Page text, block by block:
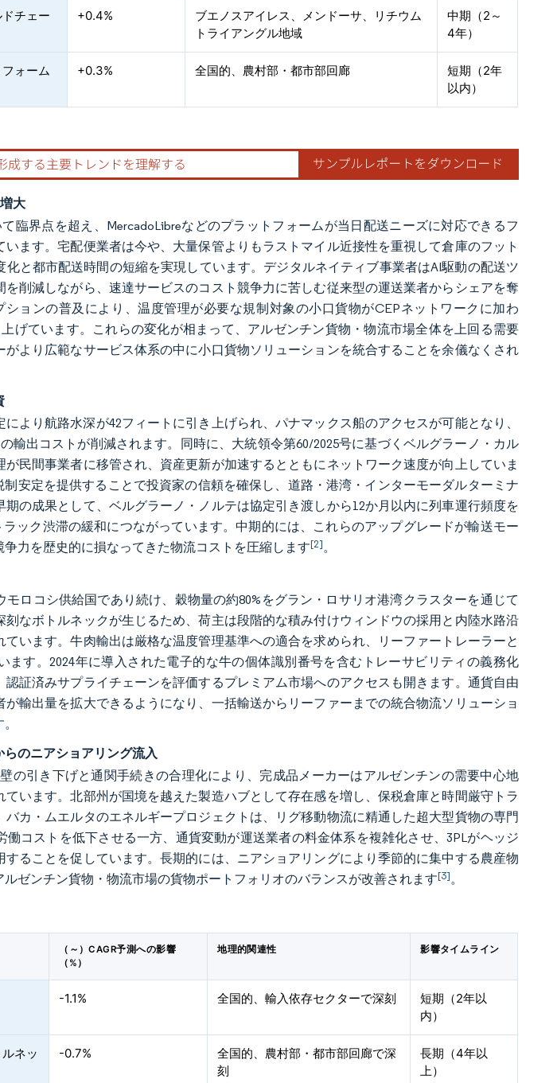
チェー
+0.4%
ブエノスアイレス、メンドーサ、リチウム
トライアングル地域
中期（2～
4年）
ォーム
+0.3% 全国的、農村部・都市部回廊
短期（2年
以内）
大
臨界点を超え、MercadoLibreなどのプラットフォームが当日配送ニーズに対応できるフ
ます。宅配便業者は今や、大量保管よりもラストマイル近接性を重視して倉庫のフット
と都市配送時間の短縮を実現しています。デジタルネイティブ事業者はAI駆動の配送ツ
削減しながら、速達サービスのコスト競争力に苦しむ従来型の運送業者からシェアを奪
ョンの普及により、温度管理が必要な規制対象の小口貨物がCEPネットワークに加わ
げています。これらの変化が相まって、アルゼンチン貨物・物流市場全体を上回る需要
より広範なサービス体系の中に小口貨物ソリューションを統合することを余儀なくされ
より航路水深が42フィートに引き上げられ、パナマックス船のアクセスが可能となり、
輸出コストが削減されます。同時に、大統領令第60/2025号に基づくベルグラーノ・カル
民間事業者に移管され、資産更新が加速するとともにネットワーク速度が向上していま
安定を提供することで投資家の信頼を確保し、道路・港湾・インターモーダルターミナ
の成果として、ベルグラーノ・ノルテは協定引き渡しから12か月以内に列車運行頻度を
ック渋滞の緩和につながっています。中期的には、これらのアップグレードが輸送モー
力を歴史的に損なってきた物流コストを圧縮します[2]。
ロコシ供給国であり続け、穀物量の約80%をグラン・ロサリオ港湾クラスターを通じて
なボトルネックが生じるため、荷主は段階的な積み付けウィンドウの採用と内陸水路沿
います。牛肉輸出は厳格な温度管理基準への適合を求められ、リーファートレーラーと
ます。2024年に導入された電子的な牛の個体識別番号を含むトレーサビリティの義務化
証済みサプライチェーンを評価するプレミアム市場へのアクセスも開きます。通貨自由
輸出量を拡大できるようになり、一括輸送からリーファーまでの統合物流ソリューショ
のニアショアリング流入
の引き下げと通関手続きの合理化により、完成品メーカーはアルゼンチンの需要中心地
います。北部州が国境を越えた製造ハブとして存在感を増し、保税倉庫と時間厳守トラ
カ・ムエルタのエネルギープロジェクトは、リグ移動物流に精通した超大型貨物の専門
コストを低下させる一方、通貨変動が運送業者の料金体系を複雑化させ、3PLがヘッジ
ることを促しています。長期的には、ニアショアリングにより季節的に集中する農産物
ゼンチン貨物・物流市場の貨物ポートフォリオのバランスが改善されます[3]。
（～）CAGR予測への影響
（%）
地理的関連性 影響タイムライン
-1.1% 全国的、輸入依存セクターで深刻
短期（2年以
内）
ネッ
-0.7%
全国的、農村部・都市部回廊で深
刻
長期（4年以
上）